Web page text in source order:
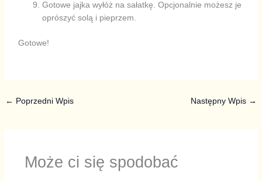
Gotowe jajka wyłóż na sałatkę. Opcjonalnie możesz je
oprószyć solą i pieprzem.
Gotowe!
← Poprzedni Wpis Następny Wpis →
Może ci się spodobać